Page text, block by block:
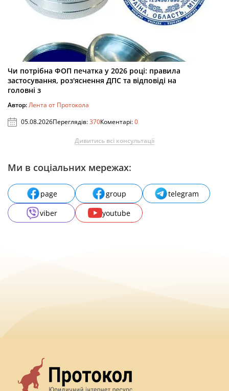
Чи потрібна ФОП печатка у 2026 році: правила
застосування, роз'яснення ДПС та відповіді на
головні з
Автор:Лента от Протокола
05.08.2026Переглядів:370Коментарі:0
Дивитись всі консультації
Ми в соціальних мережах:
page group
telegram
viber
youtube